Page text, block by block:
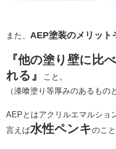
また、 AEP塗装のメリット
『他の塗り壁に比
れる』
こと。
（漆喰塗り等厚みのあるもの
AEPとはアクリルエマルショ
言えば水性ペンキのこと